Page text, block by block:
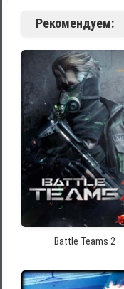
Рекомендуем:
Battle Teams 2